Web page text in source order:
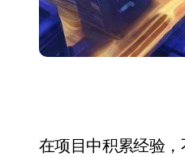
在项目中积累经验